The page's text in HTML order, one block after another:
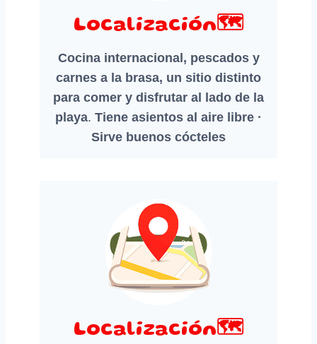
Localización🗺️
Cocina internacional, pescados y
carnes a la brasa, un sitio distinto
para comer y disfrutar al lado de la
playa. Tiene asientos al aire libre ·
Sirve buenos cócteles
Localización🗺️